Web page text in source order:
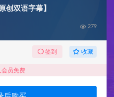
创双语字幕】
279
签到 收藏
员免费